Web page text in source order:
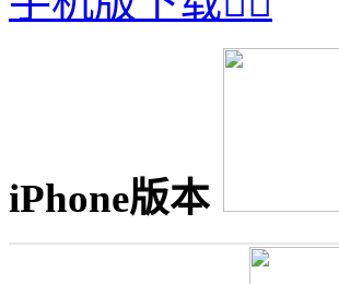
iPhone版本